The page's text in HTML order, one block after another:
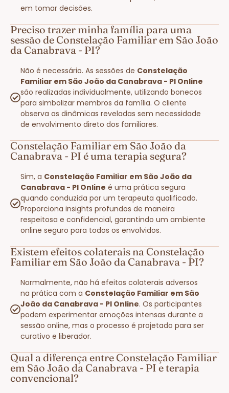
em tomar decisões.
Preciso trazer minha família para uma
sessão de Constelação Familiar em São João
da Canabrava - PI?
Não é necessário. As sessões de Constelação
Familiar em São João da Canabrava - PI Online
são realizadas individualmente, utilizando bonecos
para simbolizar membros da família. O cliente
observa as dinâmicas reveladas sem necessidade
de envolvimento direto dos familiares.
Constelação Familiar em São João da
Canabrava - PI é uma terapia segura?
Sim, a Constelação Familiar em São João da
Canabrava - PI Online é uma prática segura
quando conduzida por um terapeuta qualificado.
Proporciona insights profundos de maneira
respeitosa e confidencial, garantindo um ambiente
online seguro para todos os envolvidos.
Existem efeitos colaterais na Constelação
Familiar em São João da Canabrava - PI?
Normalmente, não há efeitos colaterais adversos
na prática com a Constelação Familiar em São
João da Canabrava - PI Online. Os participantes
podem experimentar emoções intensas durante a
sessão online, mas o processo é projetado para ser
curativo e liberador.
Qual a diferença entre Constelação Familiar
em São João da Canabrava - PI e terapia
convencional?